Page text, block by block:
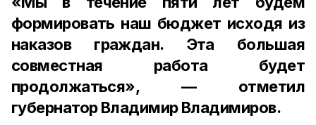
формировать наш бюджет исходя из
наказов граждан. Эта большая
совместная работа будет
продолжаться», — отметил
губернатор Владимир Владимиров.